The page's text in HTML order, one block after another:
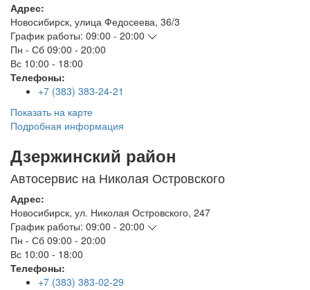
Адрес:
Новосибирск, улица Федосеева, 36/3
График работы: 09:00 - 20:00
Пн - Сб 09:00 - 20:00
Вс 10:00 - 18:00
Телефоны:
+7 (383) 383-24-21
Показать на карте
Подробная информация
Дзержинский район
Автосервис на Николая Островского
Адрес:
Новосибирск, ул. Николая Островского, 247
График работы: 09:00 - 20:00
Пн - Сб 09:00 - 20:00
Вс 10:00 - 18:00
Телефоны:
+7 (383) 383-02-29